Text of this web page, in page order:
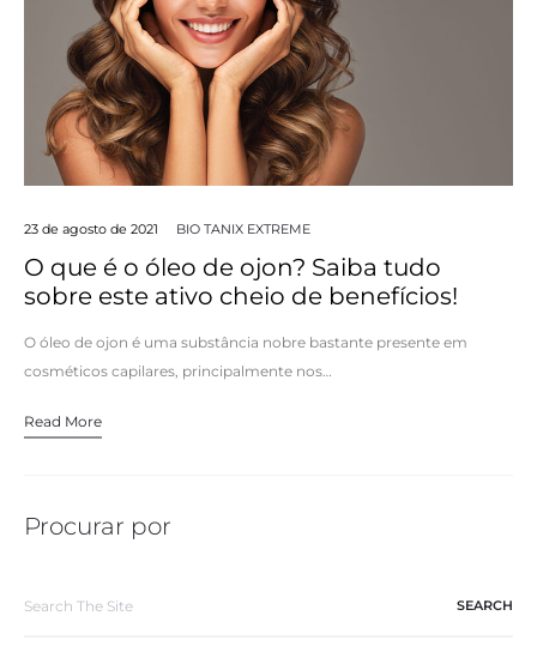
23 de agosto de 2021 BIO TANIX EXTREME
O que é o óleo de ojon? Saiba tudo
sobre este ativo cheio de benefícios!
O óleo de ojon é uma substância nobre bastante presente em
cosméticos capilares, principalmente nos…
Read More
Procurar por